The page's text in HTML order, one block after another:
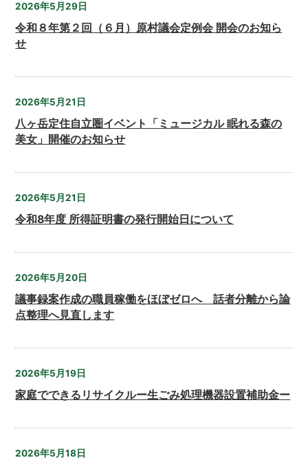
2026年5月29日
令和８年第２回（６月）原村議会定例会 開会のお知ら
せ
2026年5月21日
八ヶ岳定住自立圏イベント「ミュージカル 眠れる森の
美女」開催のお知らせ
2026年5月21日
令和8年度 所得証明書の発行開始日について
2026年5月20日
議事録案作成の職員稼働をほぼゼロへ 話者分離から論
点整理へ見直します
2026年5月19日
家庭でできるリサイクルー生ごみ処理機器設置補助金ー
2026年5月18日